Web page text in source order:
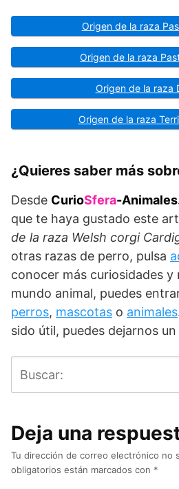
Origen de la raza
Origen de la raza
Origen de la raza
Origen de la raza
¿Quieres saber más
Desde CurioSfera-
que te haya gustado este
de la raza Welsh corgi
otras razas de perro, pulsa
conocer más curiosidades y
mundo animal, puedes
perros, mascotas o animales
sido útil, puedes dejarnos
Deja una
Tu dirección de correo electrónico no
obligatorios están marcados con *